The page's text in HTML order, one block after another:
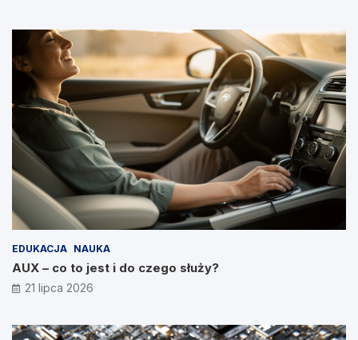
EDUKACJA NAUKA
AUX – co to jest i do czego służy?
21 lipca 2026